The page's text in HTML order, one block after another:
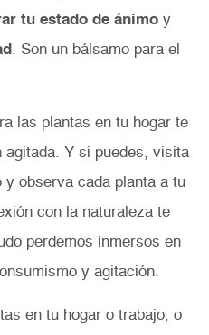
tu estado de ánimoy
. Son un bálsamo para el
las plantas en tu hogar te
Y si puedes, visita
y observa cada planta a tu
con la naturaleza te
perdemos inmersos en
y agitación.
en tu hogar o trabajo, o